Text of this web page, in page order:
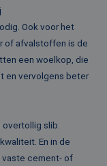
Ook voor het
of afvalstoffen is de
een woelkop, die
en vervolgens beter
slib.
En in de
vaste cement- of